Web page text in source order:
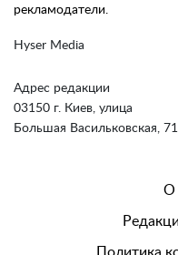
Hyser Media
Адрес редакции
03150 г. Киев, улица
Большая Васильковская, 71
рекламодатели.
О